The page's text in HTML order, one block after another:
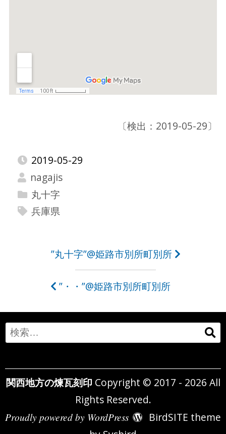
〔検出：2019-05-29〕
2019-05-29
nagajis
丸十字
兵庫県
ビ
ゲ
ー
シ
ョ
”丸十字”@姫路市別所町別所
”・・”@姫路市別所町別所
Search
for:
関西地方の煉瓦刻印 Copyright © 2017 - 2026 All
Rights Reserved.
Proudly powered by WordPress
BirdSITE theme